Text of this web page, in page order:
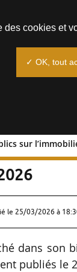
sur
le 25/03/2026 à
dans
publiés le
des cookies et
✓ OK, tout